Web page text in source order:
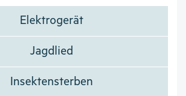
Elektrogerät
Jagdlied
Insektensterben